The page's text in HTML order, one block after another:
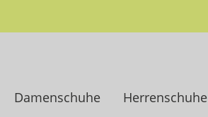
Damenschuhe Herrenschuhe